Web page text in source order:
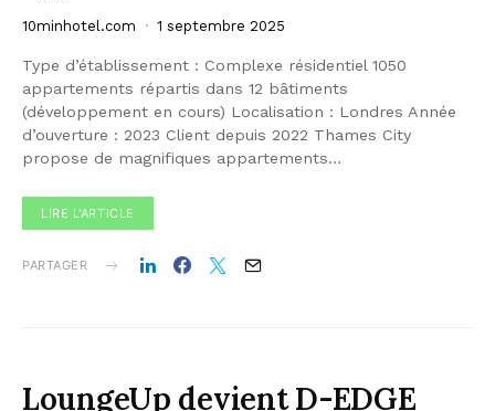
10minhotel.com 1 septembre 2025
Type d’établissement : Complexe résidentiel 1050
appartements répartis dans 12 bâtiments
(développement en cours) Localisation : Londres Année
d’ouverture : 2023 Client depuis 2022 Thames City
propose de magnifiques appartements…
LIRE L'ARTICLE
PARTAGER
LoungeUp devient D-EDGE